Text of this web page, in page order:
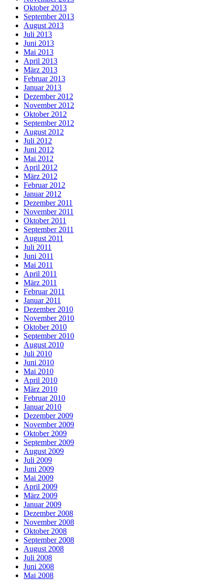
Oktober 2013
September 2013
August 2013
Juli 2013
Juni 2013
Mai 2013
April 2013
März 2013
Februar 2013
Januar 2013
Dezember 2012
November 2012
Oktober 2012
September 2012
August 2012
Juli 2012
Juni 2012
Mai 2012
April 2012
März 2012
Februar 2012
Januar 2012
Dezember 2011
November 2011
Oktober 2011
September 2011
August 2011
Juli 2011
Juni 2011
Mai 2011
April 2011
März 2011
Februar 2011
Januar 2011
Dezember 2010
November 2010
Oktober 2010
September 2010
August 2010
Juli 2010
Juni 2010
Mai 2010
April 2010
März 2010
Februar 2010
Januar 2010
Dezember 2009
November 2009
Oktober 2009
September 2009
August 2009
Juli 2009
Juni 2009
Mai 2009
April 2009
März 2009
Januar 2009
Dezember 2008
November 2008
Oktober 2008
September 2008
August 2008
Juli 2008
Juni 2008
Mai 2008